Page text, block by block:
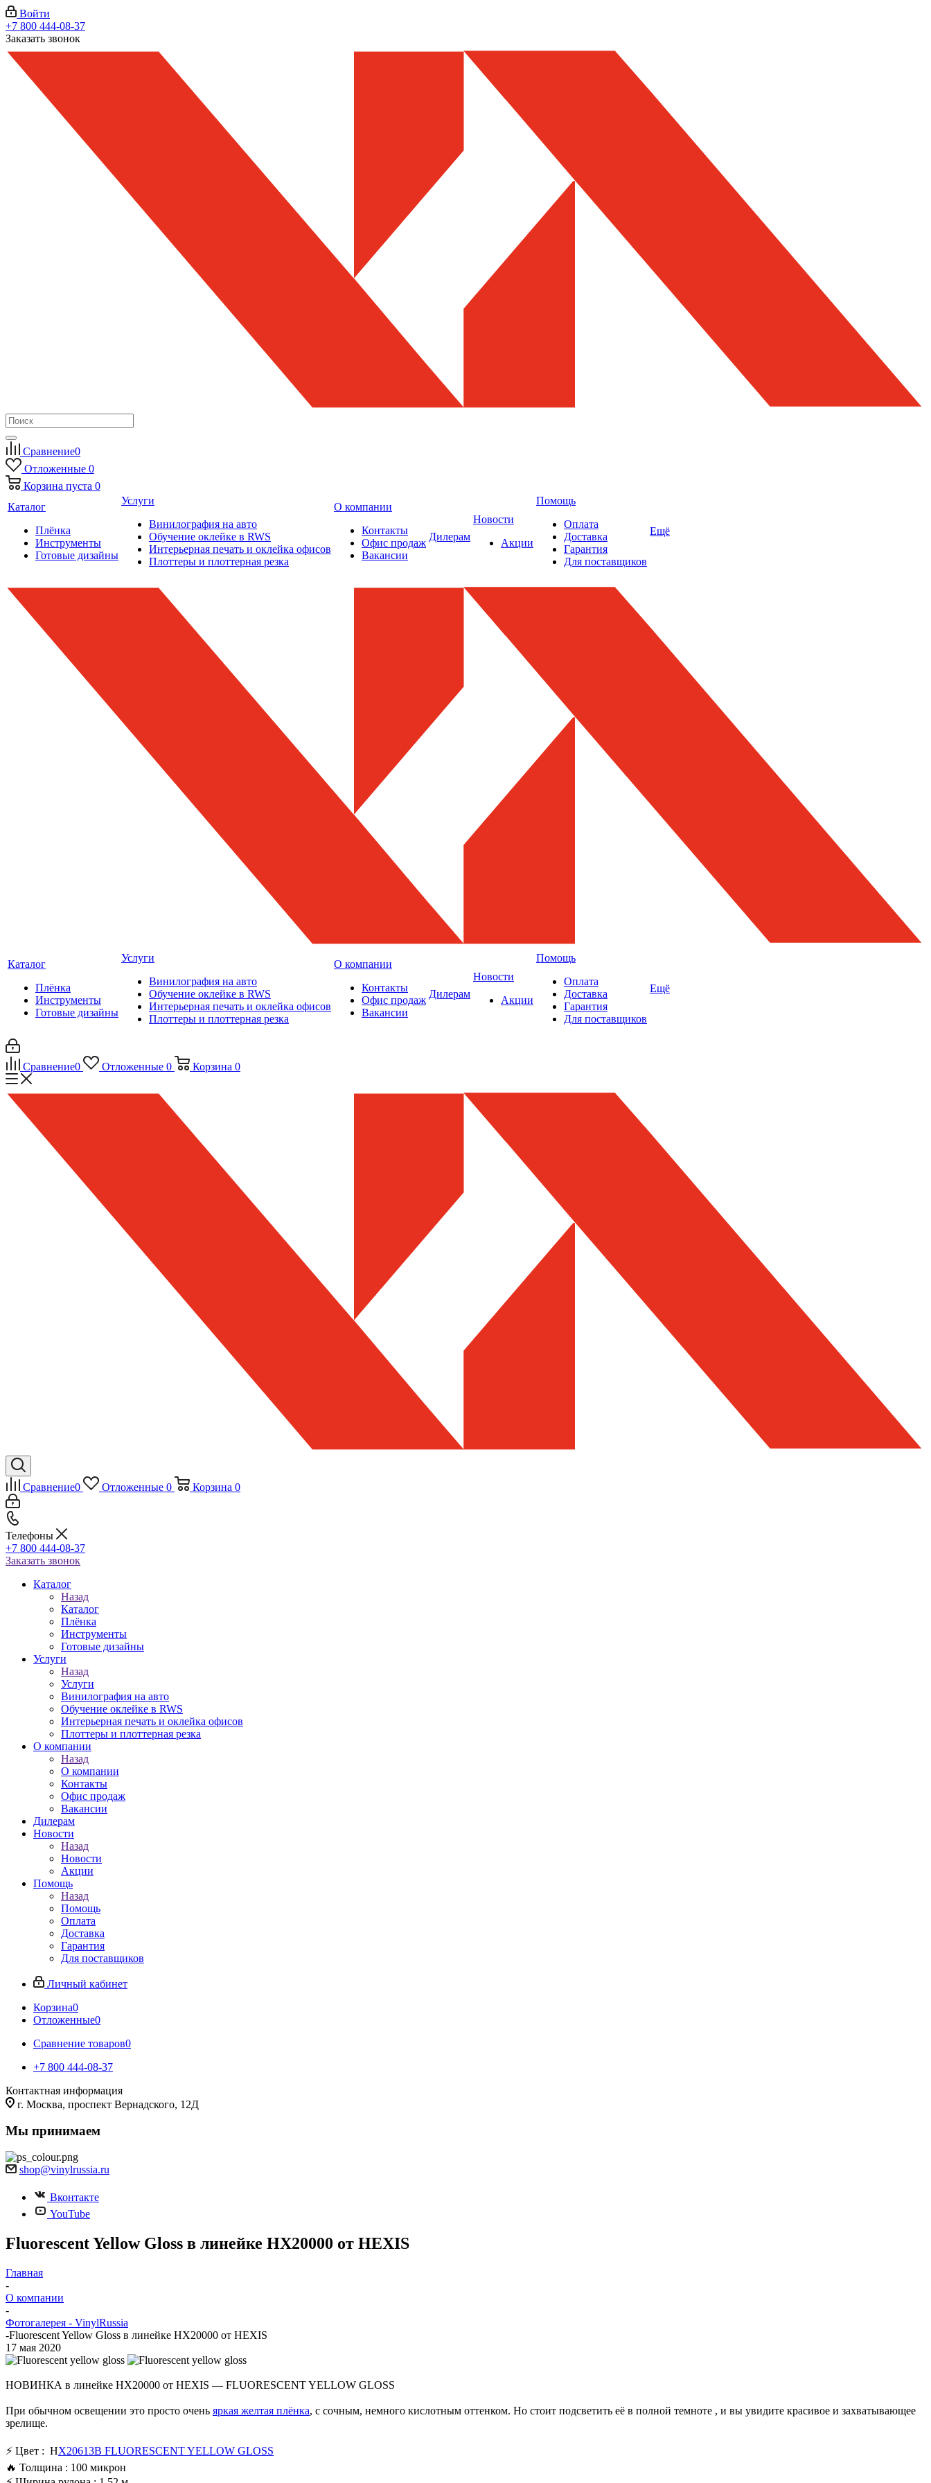
Войти
+7 800 444-08-37
Заказать звонок
Сравнение0
Отложенные 0
Корзина пуста 0
Каталог
Плёнка
Инструменты
Готовые дизайны
Услуги
Винилография на авто
Обучение оклейке в RWS
Интерьерная печать и оклейка офисов
Плоттеры и плоттерная резка
О компании
Контакты
Офис продаж
Вакансии
Дилерам
Новости
Акции
Помощь
Оплата
Доставка
Гарантия
Для поставщиков
Ещё
Каталог
Плёнка
Инструменты
Готовые дизайны
Услуги
Винилография на авто
Обучение оклейке в RWS
Интерьерная печать и оклейка офисов
Плоттеры и плоттерная резка
О компании
Контакты
Офис продаж
Вакансии
Дилерам
Новости
Акции
Помощь
Оплата
Доставка
Гарантия
Для поставщиков
Ещё
Сравнение0 Отложенные 0 Корзина 0
Сравнение0 Отложенные 0 Корзина 0
Телефоны
+7 800 444-08-37
Заказать звонок
Каталог
Назад
Каталог
Плёнка
Инструменты
Готовые дизайны
Услуги
Назад
Услуги
Винилография на авто
Обучение оклейке в RWS
Интерьерная печать и оклейка офисов
Плоттеры и плоттерная резка
О компании
Назад
О компании
Контакты
Офис продаж
Вакансии
Дилерам
Новости
Назад
Новости
Акции
Помощь
Назад
Помощь
Оплата
Доставка
Гарантия
Для поставщиков
Личный кабинет
Корзина0
Отложенные0
Сравнение товаров0
+7 800 444-08-37
Контактная информация
г. Москва, проспект Вернадского, 12Д
Мы принимаем
shop@vinylrussia.ru
Вконтакте
YouTube
Fluorescent Yellow Gloss в линейке HX20000 от HEXIS
Главная
-
О компании
-
Фотогалерея - VinylRussia
-Fluorescent Yellow Gloss в линейке HX20000 от HEXIS
17 мая 2020
НОВИНКА в линейке HX20000 от HEXIS — FLUORESCENT YELLOW GLOSS
При обычном освещении это просто очень яркая желтая плёнка, с сочным, немного кислотным оттенком. Но стоит подсветить её в полной темноте , и вы увидите красивое и захватывающее
зрелище.
⚡ Цвет : HX20613B FLUORESCENT YELLOW GLOSS
🔥 Толщина : 100 микрон